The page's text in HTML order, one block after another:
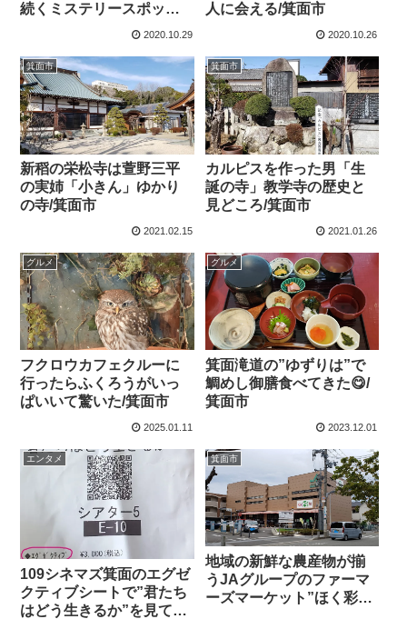
続くミステリースポット/
2020.10.29
人に会える/箕面市
2020.10.26
箕面市
新稻の栄松寺は萱野三平
の実姉「小きん」ゆかり
の寺/箕面市
2021.02.15
箕面市
カルピスを作った男「生
誕の寺」教学寺の歴史と
見どころ/箕面市
2021.01.26
グルメ
フクロウカフェクルーに
行ったらふくろうがいっ
ぱいいて驚いた/箕面市
2025.01.11
グルメ
箕面滝道の”ゆずりは”で
鯛めし御膳食べてきた😋/
箕面市
2023.12.01
エンタメ
109シネマズ箕面のエグゼ
クティブシートで”君たち
はどう生きるか”を見てき
箕面市
地域の新鮮な農産物が揃
うJAグループのファーマ
ーズマーケット”ほく彩